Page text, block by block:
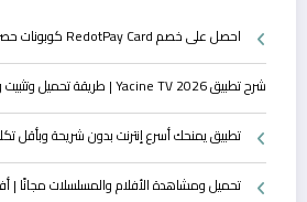
احصل على خصم RedotPay Card كوبونات حصرية
شرح تطبيق Yacine TV 2026 | طريقة تحميل وتثبيت واستخدام التطبيق خطوة بخطوة
تطبيق يمنحك أسرع إنترنت بدون شريحة وبأقل
تحميل ومشاهدة الأفلام والمسلسلات مجانًا | أفضل 5